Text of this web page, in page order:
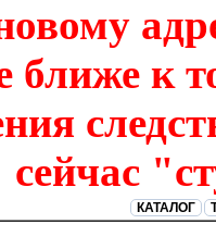
ближе к
сейчас
КАТАЛОГ